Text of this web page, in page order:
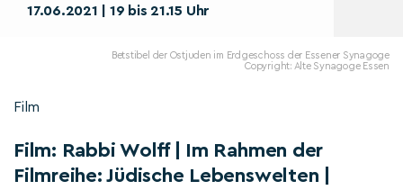
17.06.2021 | 19 bis 21.15 Uhr
Betstibel der Ostjuden im Erdgeschoss der Essener Synagoge
Copyright: Alte Synagoge Essen
Film
Film: Rabbi Wolff | Im Rahmen der
Filmreihe: Jüdische Lebenswelten |